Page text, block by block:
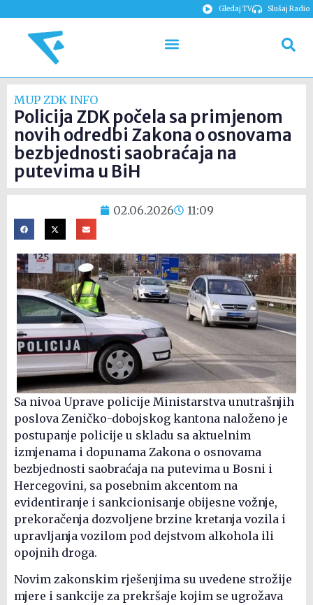
Gledaj TV Slušaj Radio
MUP ZDK INFO
Policija ZDK počela sa primjenom
novih odredbi Zakona o osnovama
bezbjednosti saobraćaja na
putevima u BiH
02.06.2026 11:09
Sa nivoa Uprave policije Ministarstva unutrašnjih
poslova Zeničko-dobojskog kantona naloženo je
postupanje policije u skladu sa aktuelnim
izmjenama i dopunama Zakona o osnovama
bezbjednosti saobraćaja na putevima u Bosni i
Hercegovini, sa posebnim akcentom na
evidentiranje i sankcionisanje obijesne vožnje,
prekoračenja dozvoljene brzine kretanja vozila i
upravljanja vozilom pod dejstvom alkohola ili
opojnih droga.
Novim zakonskim rješenjima su uvedene strožije
mjere i sankcije za prekršaje kojim se ugrožava